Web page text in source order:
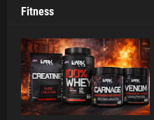
Fitness